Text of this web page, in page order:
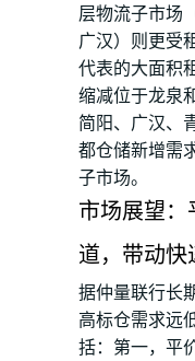
层物流子市场
广汉）则更受
代表的大面积
缩减位于龙泉
简阳、广汉、
都仓储新增需
子市场。
市场展望
道，带动
据仲量联行长
高标仓需求远
括：第一，平